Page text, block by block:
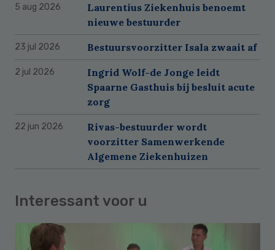
5 aug 2026
Laurentius Ziekenhuis benoemt
nieuwe bestuurder
23 jul 2026 Bestuursvoorzitter Isala zwaait af
2 jul 2026
Ingrid Wolf-de Jonge leidt
Spaarne Gasthuis bij besluit acute
zorg
22 jun 2026
Rivas-bestuurder wordt
voorzitter Samenwerkende
Algemene Ziekenhuizen
Interessant voor u